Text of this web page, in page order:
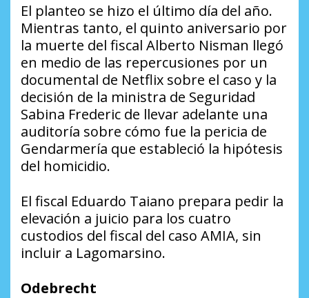
El planteo se hizo el último día del año.
Mientras tanto, el quinto aniversario por
la muerte del fiscal Alberto Nisman llegó
en medio de las repercusiones por un
documental de Netflix sobre el caso y la
decisión de la ministra de Seguridad
Sabina Frederic de llevar adelante una
auditoría sobre cómo fue la pericia de
Gendarmería que estableció la hipótesis
del homicidio.
El fiscal Eduardo Taiano prepara pedir la
elevación a juicio para los cuatro
custodios del fiscal del caso AMIA, sin
incluir a Lagomarsino.
Odebrecht